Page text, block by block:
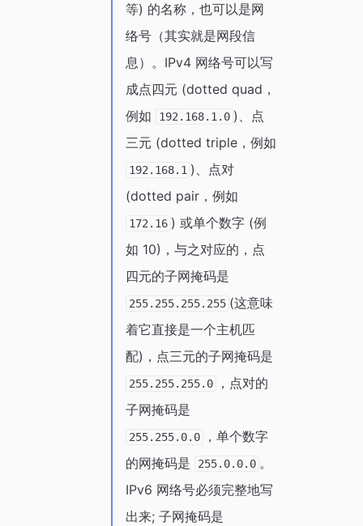
等) 的名称，也可以是网
络号（其实就是网段信
息）。IPv4 网络号可以写
成点四元 (dotted quad，
例如
192.168.1.0 )、点
三元 (dotted triple，例如
192.168.1 )、点对
(dotted pair，例如
172.16 ) 或单个数字 (例
如 10)，与之对应的，点
四元的子网掩码是
255.255.255.255 (这意味
着它直接是一个主机匹
配)，点三元的子网掩码是
255.255.255.0
，点对的
子网掩码是
255.255.0.0
，单个数字
的网掩码是
255.0.0.0 。
IPv6 网络号必须完整地写
出来; 子网掩码是